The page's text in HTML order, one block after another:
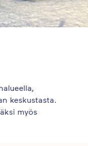
keskustasta.
myös